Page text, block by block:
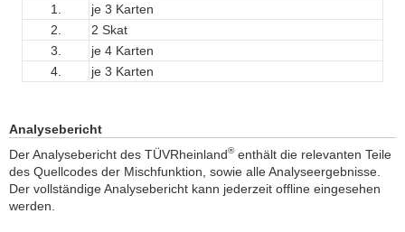
1.
je 3 Karten
2.
2 Skat
3.
je 4 Karten
4.
je 3 Karten
Analysebericht
Der Analysebericht des TÜVRheinland®enthält die relevanten Teile
des Quellcodes der Mischfunktion, sowie alle Analyseergebnisse.
Der vollständige Analysebericht kann jederzeit offline eingesehen
werden.